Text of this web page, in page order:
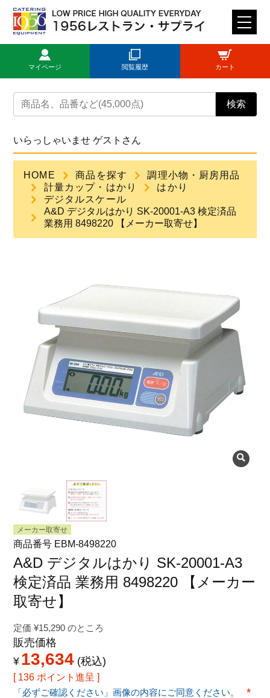
M
E
U
検索
マイページ 閲覧履歴 カート
トップページ
新規登録
商品一覧
ご利用ガイド
よくある質問
会社概要
OEMについて
Instagram
プライバシーポリシー
特定商取引法に関する表示
いらっしゃいませ ゲストさん
HOME 商品を探す
調理小物・厨房用品
計量カップ・はかり
はかり
デジタルスケール
A&D デジタルはかり SK-20001-A3 検定済品
業務用 8498220 【メーカー取寄せ】
メーカー取寄せ
商品番号 EBM-8498220
A&D デジタルはかり SK-20001-A3
検定済品 業務用 8498220 【メーカー
取寄せ】
定価 ¥15,290 のところ
販売価格
¥ 13,634 税込
136 ポイント進呈 ]
「必ずご確認ください」画像の内容にご同意ください。